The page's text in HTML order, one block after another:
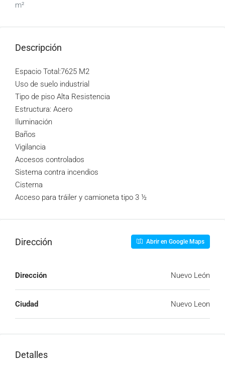
m²
Descripción
Espacio Total:7625 M2
Uso de suelo industrial
Tipo de piso Alta Resistencia
Estructura: Acero
Iluminación
Baños
Vigilancia
Accesos controlados
Sistema contra incendios
Cisterna
Acceso para tráiler y camioneta tipo 3 ½
Dirección Abrir en Google Maps
Dirección Nuevo León
Ciudad Nuevo Leon
Detalles